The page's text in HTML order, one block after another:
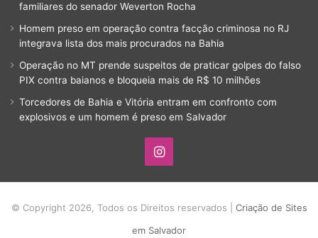
familiares do senador Weverton Rocha
Homem preso em operação contra facção criminosa no RJ
integrava lista dos mais procurados na Bahia
Operação no MT prende suspeitos de praticar golpes do falso
PIX contra baianos e bloqueia mais de R$ 10 milhões
Torcedores de Bahia e Vitória entram em confronto com
explosivos e um homem é preso em Salvador
Instagram
© Copyright 2026, Todos os Direitos reservados | Criação de Sites
em Salvador